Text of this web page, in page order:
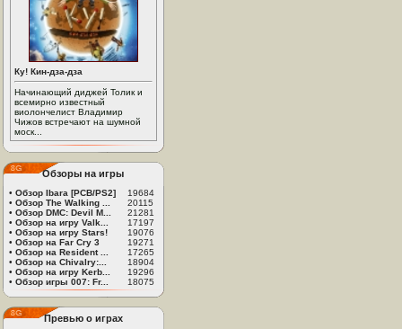
Ку! Кин-дза-дза
Начинающий диджей Толик и
всемирно известный
виолончелист Владимир
Чижов встречают на шумной
моск...
Обзоры на игры
• Обзор Ibara [PCB/PS2]
19684
• Обзор The Walking ...
20115
• Обзор DMC: Devil M...
21281
• Обзор на игру Valk...
17197
• Обзор на игру Stars!
19076
• Обзор на Far Cry 3
19271
• Обзор на Resident ...
17265
• Обзор на Chivalry:...
18904
• Обзор на игру Kerb...
19296
• Обзор игры 007: Fr... 18075
Превью о играх